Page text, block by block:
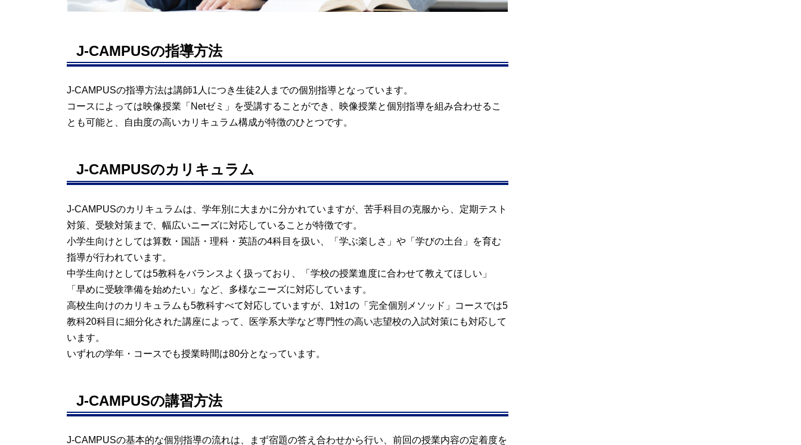
J-CAMPUSの指導方法
J-CAMPUSの指導方法は講師1人につき生徒2人までの個別指導となっています。
コースによっては映像授業「Netゼミ」を受講することができ、映像授業と個別指導を組み合わせるこ
とも可能と、自由度の高いカリキュラム構成が特徴のひとつです。
J-CAMPUSのカリキュラム
J-CAMPUSのカリキュラムは、学年別に大まかに分かれていますが、苦手科目の克服から、定期テスト
対策、受験対策まで、幅広いニーズに対応していることが特徴です。
小学生向けとしては算数・国語・理科・英語の4科目を扱い、「学ぶ楽しさ」や「学びの土台」を育む
指導が行われています。
中学生向けとしては5教科をバランスよく扱っており、「学校の授業進度に合わせて教えてほしい」
「早めに受験準備を始めたい」など、多様なニーズに対応しています。
高校生向けのカリキュラムも5教科すべて対応していますが、1対1の「完全個別メソッド」コースでは5
教科20科目に細分化された講座によって、医学系大学など専門性の高い志望校の入試対策にも対応して
います。
いずれの学年・コースでも授業時間は80分となっています。
J-CAMPUSの講習方法
J-CAMPUSの基本的な個別指導の流れは、まず宿題の答え合わせから行い、前回の授業内容の定着度を